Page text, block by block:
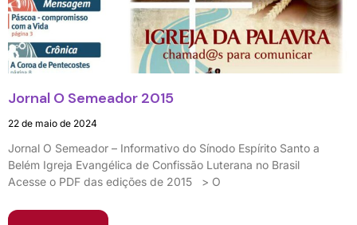
Jornal O Semeador 2015
22 de maio de 2024
Jornal O Semeador – Informativo do Sínodo Espírito Santo a
Belém Igreja Evangélica de Confissão Luterana no Brasil
Acesse o PDF das edições de 2015 > O